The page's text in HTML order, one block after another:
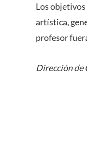
Los
artística,
profesor
Dirección de